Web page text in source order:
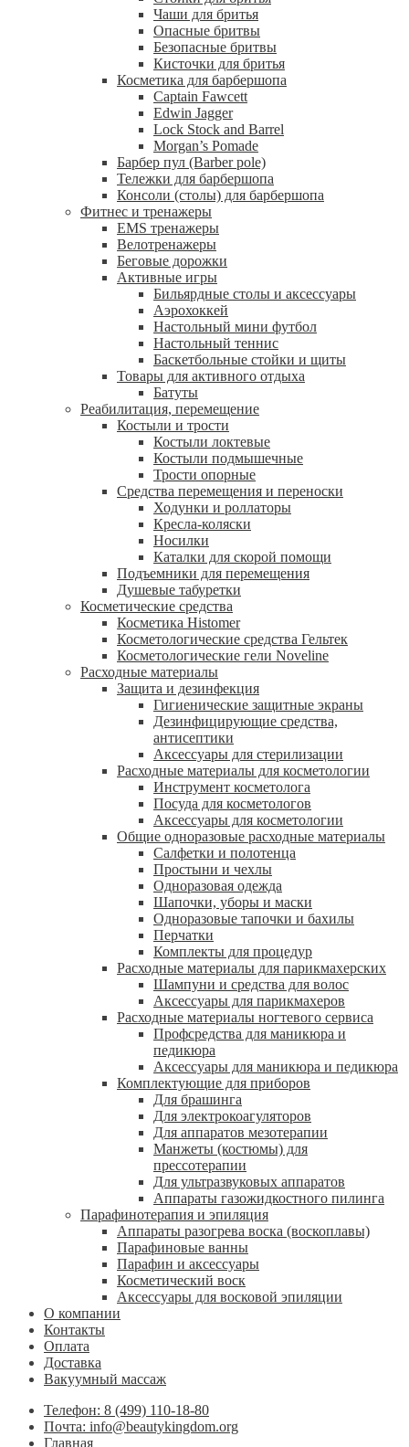
Чаши для бритья
Опасные бритвы
Безопасные бритвы
Кисточки для бритья
Косметика для барбершопа
Captain Fawcett
Edwin Jagger
Lock Stock and Barrel
Morgan’s Pomade
Барбер пул (Barber pole)
Тележки для барбершопа
Консоли (столы) для барбершопа
Фитнес и тренажеры
EMS тренажеры
Велотренажеры
Беговые дорожки
Активные игры
Бильярдные столы и аксессуары
Аэрохоккей
Настольный мини футбол
Настольный теннис
Баскетбольные стойки и щиты
Товары для активного отдыха
Батуты
Реабилитация, перемещение
Костыли и трости
Костыли локтевые
Костыли подмышечные
Трости опорные
Средства перемещения и переноски
Ходунки и роллаторы
Кресла-коляски
Носилки
Каталки для скорой помощи
Подъемники для перемещения
Душевые табуретки
Косметические средства
Косметика Histomer
Косметологические средства Гельтек
Косметологические гели Noveline
Расходные материалы
Защита и дезинфекция
Гигиенические защитные экраны
Дезинфицирующие средства,
антисептики
Аксессуары для стерилизации
Расходные материалы для косметологии
Инструмент косметолога
Посуда для косметологов
Аксессуары для косметологии
Общие одноразовые расходные материалы
Салфетки и полотенца
Простыни и чехлы
Одноразовая одежда
Шапочки, уборы и маски
Одноразовые тапочки и бахилы
Перчатки
Комплекты для процедур
Расходные материалы для парикмахерских
Шампуни и средства для волос
Аксессуары для парикмахеров
Расходные материалы ногтевого сервиса
Профсредства для маникюра и
педикюра
Аксессуары для маникюра и педикюра
Комплектующие для приборов
Для брашинга
Для электрокоагуляторов
Для аппаратов мезотерапии
Манжеты (костюмы) для
прессотерапии
Для ультразвуковых аппаратов
Аппараты газожидкостного пилинга
Парафинотерапия и эпиляция
Аппараты разогрева воска (воскоплавы)
Парафиновые ванны
Парафин и аксессуары
Косметический воск
Аксессуары для восковой эпиляции
О компании
Контакты
Оплата
Доставка
Вакуумный массаж
Телефон: 8 (499) 110-18-80
Почта: info@beautykingdom.org
Главная